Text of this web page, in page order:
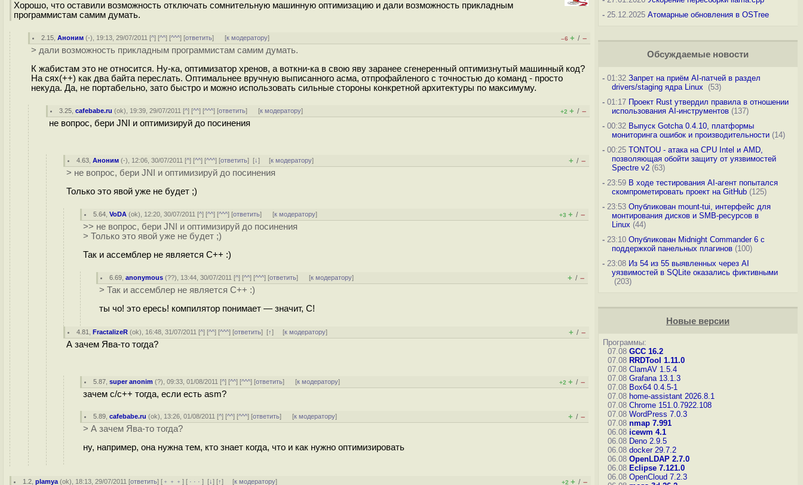
Хорошо, что оставили возможность отключать сомнительную машинную оптимизацию и дали возможность прикладным
программистам самим думать.
2.15 ,Аноним (-), 19:13, 29/07/2011 [^] [^^] [^^^] [ответить] [к модератору] –6 + / –
> дали возможность прикладным программистам самим думать.
К жабистам это не относится. Ну-ка, оптимизатор хренов, а воткни-ка в свою яву заранее сгенеренный оптимизнутый машинный код?
На сях(++) как два байта переслать. Оптимальнее вручную выписанного асма, отпрофайленого с точностью до команд - просто
некуда. Да, не портабельно, зато быстро и можно использовать сильные стороны конкретной архитектуры по максимуму.
3.25 ,cafebabe.ru (ok), 19:39, 29/07/2011 [^] [^^] [^^^] [ответить] [к модератору] +2 + / –
не вопрос, бери JNI и оптимизируй до посинения
4.63 ,Аноним (-), 12:06, 30/07/2011 [^] [^^] [^^^] [ответить][↓] [к модератору] + / –
> не вопрос, бери JNI и оптимизируй до посинения
Только это явой уже не будет ;)
5.64 ,VoDA (ok), 12:20, 30/07/2011 [^] [^^] [^^^] [ответить] [к модератору] +3 + / –
>> не вопрос, бери JNI и оптимизируй до посинения
> Только это явой уже не будет ;)
Так и ассемблер не является С++ :)
6.69 ,anonymous (??), 13:44, 30/07/2011 [^] [^^] [^^^] [ответить] [к модератору] + / –
> Так и ассемблер не является С++ :)
ты чо! это ересь! компилятор понимает — значит, C!
4.81 ,FractalizeR (ok), 16:48, 31/07/2011 [^] [^^] [^^^] [ответить][↑] [к модератору] + / –
А зачем Ява-то тогда?
5.87 ,super anonim (?), 09:33, 01/08/2011 [^] [^^] [^^^] [ответить] [к модератору] +2 + / –
зачем с/с++ тогда, если есть asm?
5.89 ,cafebabe.ru (ok), 13:26, 01/08/2011 [^] [^^] [^^^] [ответить] [к модератору] + / –
> А зачем Ява-то тогда?
ну, например, она нужна тем, кто знает когда, что и как нужно оптимизировать
1.2 ,plamya (ok), 18:13, 29/07/2011 [ответить] [ ﹢﹢﹢] [ · · ·][↓] [↑] [к модератору] +2 + / –
-25.12.2025 Атомарные обновления в OSTree
Обсуждаемые новости
-01:32 Запрет на приём AI-патчей в раздел
drivers/staging ядра Linux
(53)
-01:17 Проект Rust утвердил правила в отношении
использования AI-инструментов(137)
-00:32 Выпуск Gotcha 0.4.10, платформы
мониторинга ошибок и производительности(14)
-00:25 TONTOU - атака на CPU Intel и AMD,
позволяющая обойти защиту от уязвимостей
Spectre v2(63)
-23:59 В ходе тестирования AI-агент попытался
скомпрометировать проект на GitHub(125)
-23:53 Опубликован mount-tui, интерфейс для
монтирования дисков и SMB-ресурсов в
Linux (44)
-23:10 Опубликован Midnight Commander 6 c
поддержкой панельных плагинов(100)
-23:08 Из 54 из 55 выявленных через AI
уязвимостей в SQLite оказались фиктивными
(203)
Новые версии
Программы:
07.08 GCC 16.2
07.08 RRDTool 1.11.0
07.08 ClamAV 1.5.4
07.08 Grafana 13.1.3
07.08 Box64 0.4.5-1
07.08 home-assistant 2026.8.1
07.08 Chrome 151.0.7922.108
07.08 WordPress 7.0.3
07.08 nmap 7.991
06.08 icewm 4.1
06.08 Deno 2.9.5
06.08 docker 29.7.2
06.08 OpenLDAP 2.7.0
06.08 Eclipse 7.121.0
06.08 OpenCloud 7.2.3